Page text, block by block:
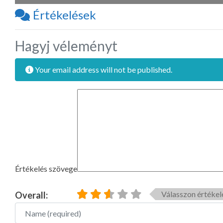
Értékelések
Hagyj véleményt
Your email address will not be published.
Értékelés szövege
Overall:
Válasszon
Name